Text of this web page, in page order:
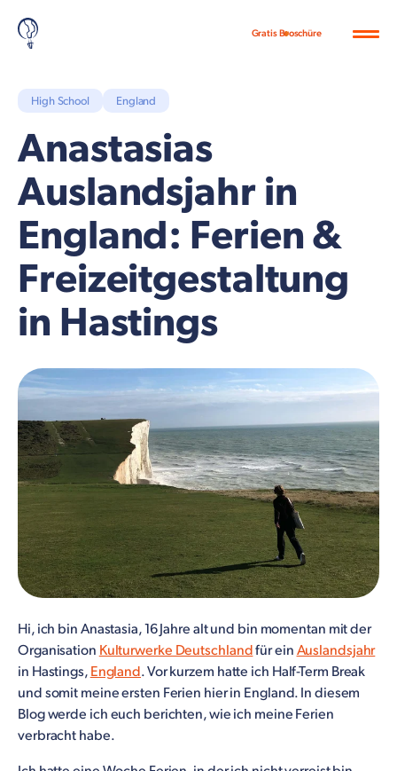
Gratis Broschüre
High School England
Anastasias
Auslandsjahr in
England: Ferien &
Freizeitgestaltung
in Hastings
Hi, ich bin Anastasia, 16 Jahre alt und bin momentan mit der
Organisation Kulturwerke Deutschlandfür ein Auslandsjahr
in Hastings, England. Vor kurzem hatte ich Half-Term Break
und somit meine ersten Ferien hier in England. In diesem
Blog werde ich euch berichten, wie ich meine Ferien
verbracht habe.